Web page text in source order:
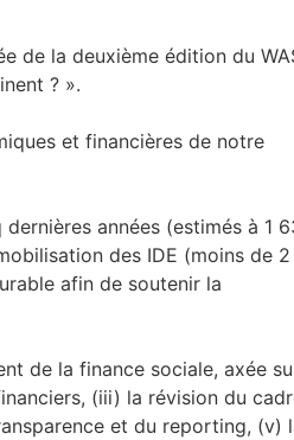
de la deuxième édition du
? ».
et financières de notre
années (estimés à 1
des IDE (moins de 2
afin de soutenir la
de la finance sociale, axée
(iii) la révision du
et du reporting, (v)